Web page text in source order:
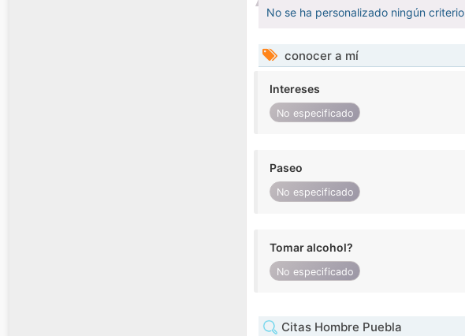
No se ha personalizado ningún criterio
conocer a mí
Intereses
No especificado
Paseo
No especificado
Tomar alcohol?
No especificado
Citas Hombre Puebla